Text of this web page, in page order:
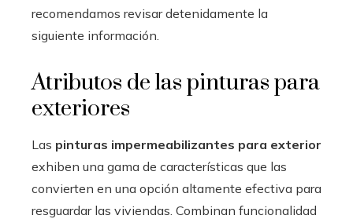
recomendamos revisar detenidamente la
siguiente información.
Atributos de las pinturas para
exteriores
Las pinturas impermeabilizantes para exterior
exhiben una gama de características que las
convierten en una opción altamente efectiva para
resguardar las viviendas. Combinan funcionalidad